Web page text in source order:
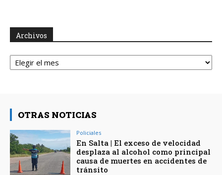
Archivos
Archivos
OTRAS NOTICIAS
Policiales
En Salta | El exceso de velocidad
desplaza al alcohol como principal
causa de muertes en accidentes de
tránsito